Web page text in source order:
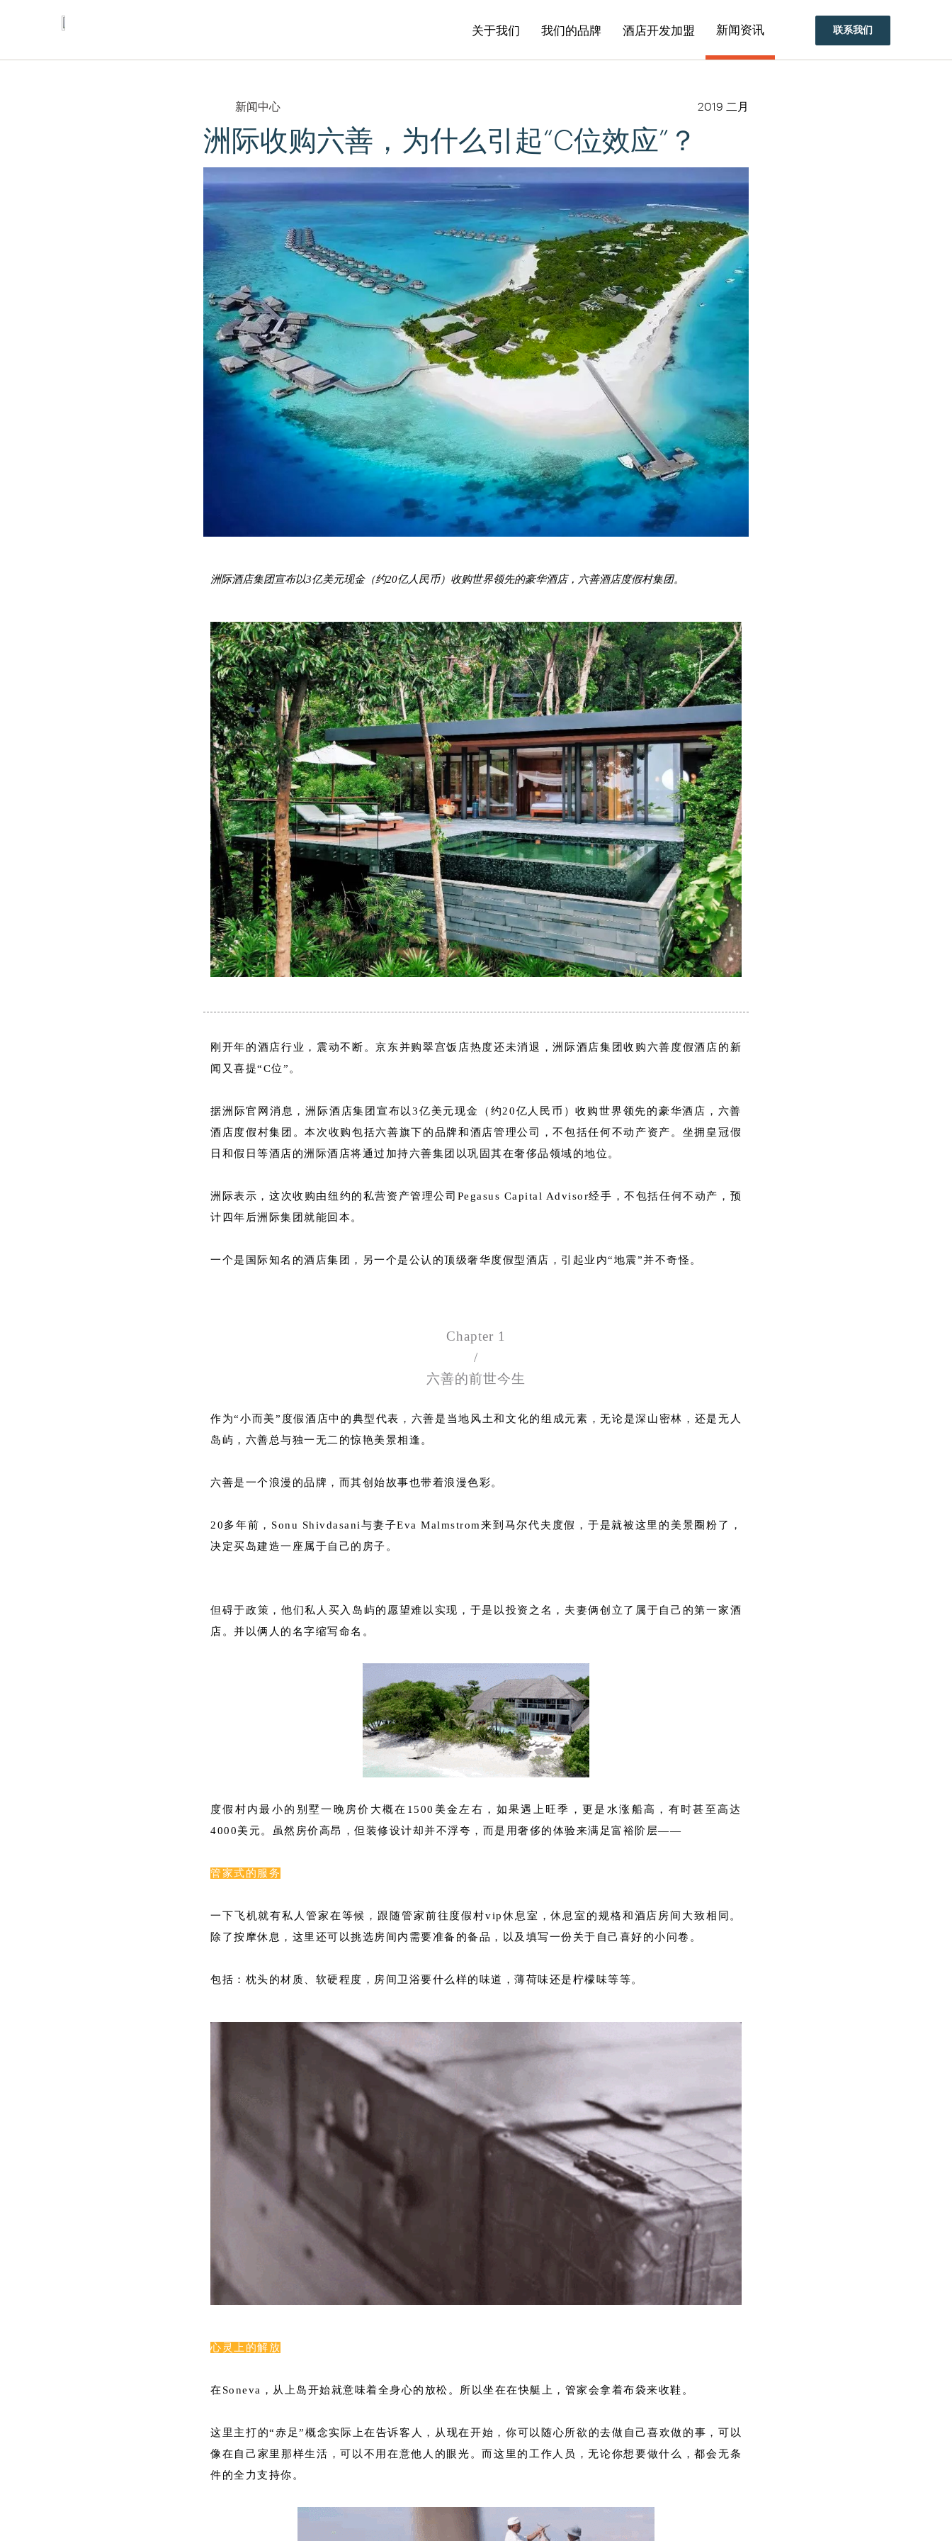
关于我们 我们的品牌 ​​酒店开发加盟 新闻资讯 联系我们
新闻中心 2019 二月
洲际收购六善，为什么引起“C位效应”？
洲际酒店集团宣布以3亿美元现金（约20亿人民币）收购世界领先的豪华酒店，六善酒店度假村集团。
刚开年的酒店行业，震动不断。京东并购翠宫饭店热度还未消退，洲际酒店集团收购六善度假酒店的新
闻又喜提“C位”。
据洲际官网消息，洲际酒店集团宣布以3亿美元现金（约20亿人民币）收购世界领先的豪华酒店，六善
酒店度假村集团。本次收购包括六善旗下的品牌和酒店管理公司，不包括任何不动产资产。坐拥皇冠假
日和假日等酒店的洲际酒店将通过加持六善集团以巩固其在奢侈品领域的地位。
洲际表示，这次收购由纽约的私营资产管理公司Pegasus Capital Advisor经手，不包括任何不动产，预
计四年后洲际集团就能回本。
一个是国际知名的酒店集团，另一个是公认的顶级奢华度假型酒店，引起业内“地震”并不奇怪。
Chapter 1
/
六善的前世今生
作为“小而美”度假酒店中的典型代表，六善是当地风土和文化的组成元素，无论是深山密林，还是无人
岛屿，六善总与独一无二的惊艳美景相逢。
六善是一个浪漫的品牌，而其创始故事也带着浪漫色彩。
20多年前，Sonu Shivdasani与妻子Eva Malmstrom来到马尔代夫度假，于是就被这里的美景圈粉了，
决定买岛建造一座属于自己的房子。
但碍于政策，他们私人买入岛屿的愿望难以实现，于是以投资之名，夫妻俩创立了属于自己的第一家酒
店。并以俩人的名字缩写命名。
度假村内最小的别墅一晚房价大概在1500美金左右，如果遇上旺季，更是水涨船高，有时甚至高达
4000美元。虽然房价高昂，但装修设计却并不浮夸，而是用奢侈的体验来满足富裕阶层——
管家式的服务
一下飞机就有私人管家在等候，跟随管家前往度假村vip休息室，休息室的规格和酒店房间大致相同。
除了按摩休息，这里还可以挑选房间内需要准备的备品，以及填写一份关于自己喜好的小问卷。
包括：枕头的材质、软硬程度，房间卫浴要什么样的味道，薄荷味还是柠檬味等等。
心灵上的解放
在Soneva，从上岛开始就意味着全身心的放松。所以坐在在快艇上，管家会拿着布袋来收鞋。
这里主打的“赤足”概念实际上在告诉客人，从现在开始，你可以随心所欲的去做自己喜欢做的事，可以
像在自己家里那样生活，可以不用在意他人的眼光。而这里的工作人员，无论你想要做什么，都会无条
件的全力支持你。